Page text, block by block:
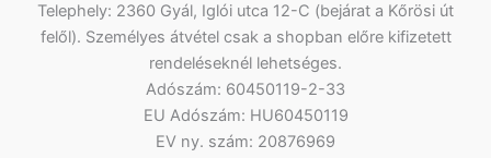
Telephely: 2360 Gyál, Iglói utca 12-C (bejárat a Kőrösi út
felől). Személyes átvétel csak a shopban előre kifizetett
rendeléseknél lehetséges.
Adószám: 60450119-2-33
EU Adószám: HU60450119
EV ny. szám: 20876969